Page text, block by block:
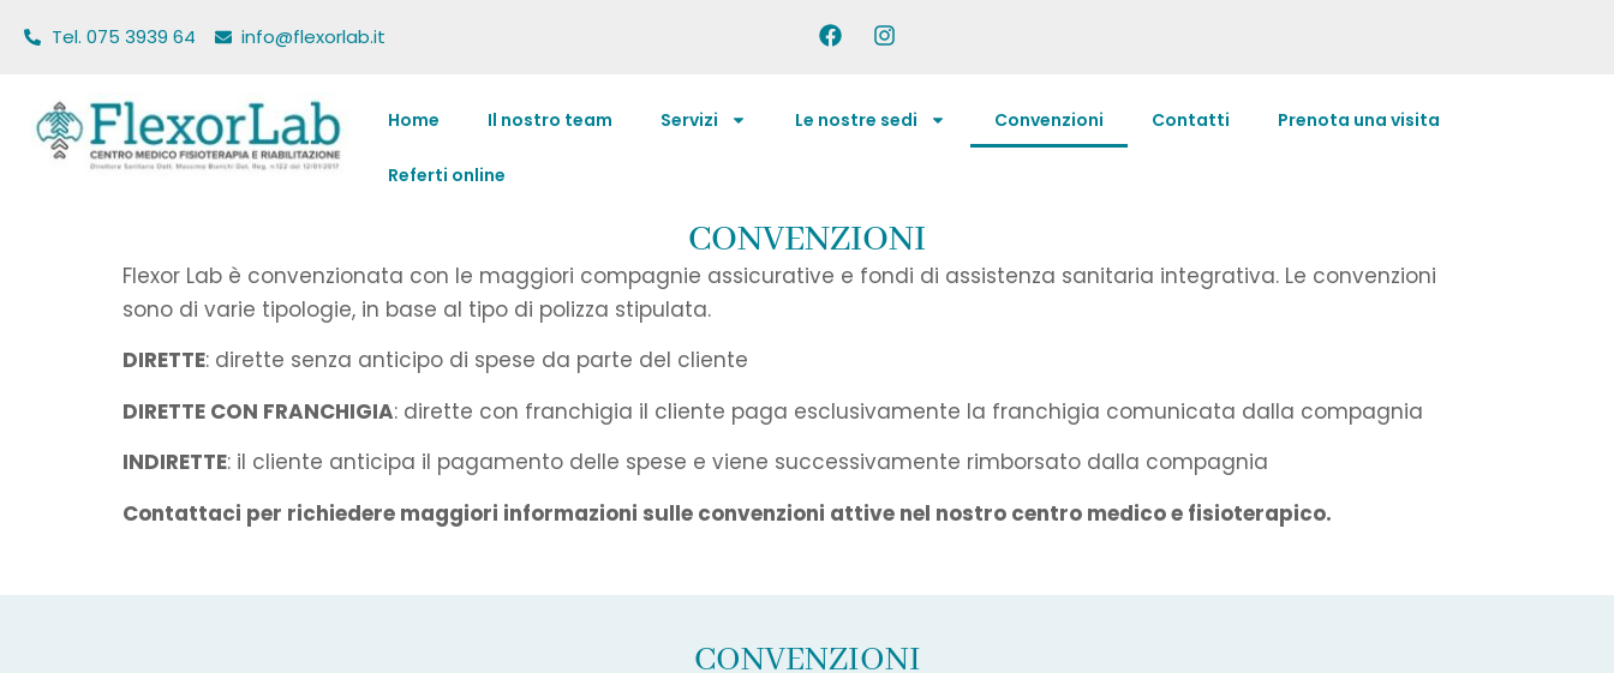
Tel. 075 3939 64 info@flexorlab.it
Home Il nostro team Servizi Le nostre sedi Convenzioni Contatti Prenota una visita
Referti online
CONVENZIONI
Flexor Lab è convenzionata con le maggiori compagnie assicurative e fondi di assistenza sanitaria integrativa. Le convenzioni
sono di varie tipologie, in base al tipo di polizza stipulata.
DIRETTE: dirette senza anticipo di spese da parte del cliente
DIRETTE CON FRANCHIGIA: dirette con franchigia il cliente paga esclusivamente la franchigia comunicata dalla compagnia
INDIRETTE: il cliente anticipa il pagamento delle spese e viene successivamente rimborsato dalla compagnia
Contattaci per richiedere maggiori informazioni sulle convenzioni attive nel nostro centro medico e fisioterapico.
CONVENZIONI